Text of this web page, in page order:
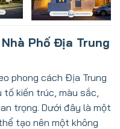
Phố Địa Trung
phong cách Địa Trung
kiến trúc, màu sắc,
trọng. Dưới đây là một
tạo nên một không